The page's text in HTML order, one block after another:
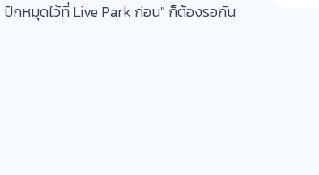
ปักหมุดไว้ที่ Live Park ก่อน" ก็ต้องรอกัน